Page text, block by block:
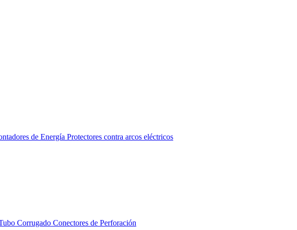
de Energía Protectores contra arcos eléctricos
Corrugado Conectores de Perforación